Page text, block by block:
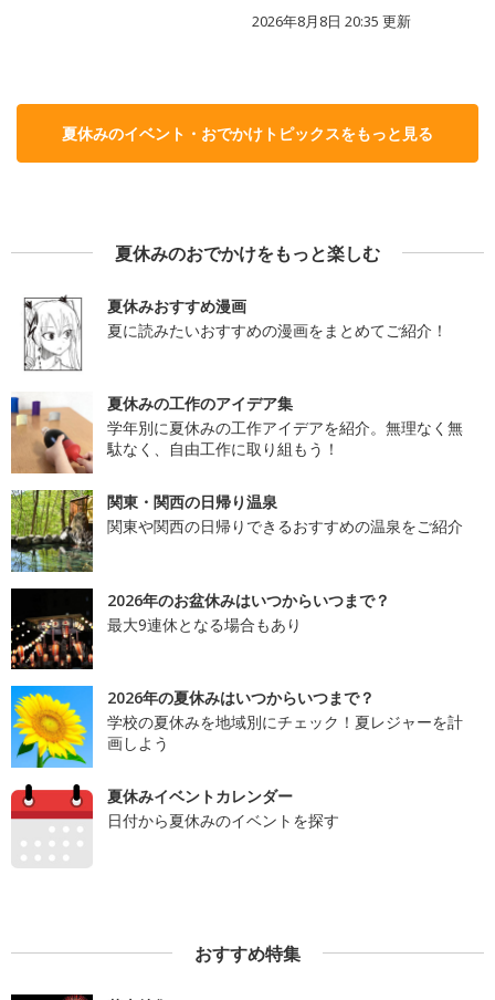
2026年8月8日 20:35 更新
夏休みのイベント・おでかけトピックスをもっと見る
夏休みのおでかけをもっと楽しむ
夏休みおすすめ漫画
夏に読みたいおすすめの漫画をまとめてご紹介！
夏休みの工作のアイデア集
学年別に夏休みの工作アイデアを紹介。無理なく無
駄なく、自由工作に取り組もう！
関東・関西の日帰り温泉
関東や関西の日帰りできるおすすめの温泉をご紹介
2026年のお盆休みはいつからいつまで？
最大9連休となる場合もあり
2026年の夏休みはいつからいつまで？
学校の夏休みを地域別にチェック！夏レジャーを計
画しよう
夏休みイベントカレンダー
日付から夏休みのイベントを探す
おすすめ特集